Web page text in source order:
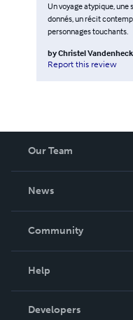
Un voyage atypique, une
donnés, un récit
personnages touchants.
byChristel
Report this review
Our Team
News
In The News
Community
Podcast
Help
Order Lookup
Developers